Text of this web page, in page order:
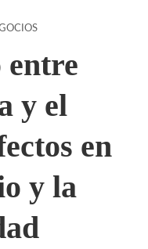
y el
en
y la